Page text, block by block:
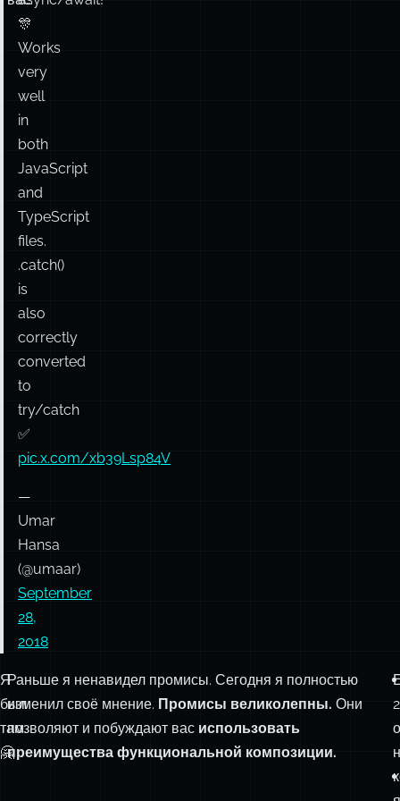
🎊
Works
very
well
in
both
JavaScript
and
TypeScript
files.
.catch()
is
also
correctly
converted
to
try/catch
✅
pic.x.com/xb39Lsp84V
—
Umar
Hansa
(@umaar)
September
28,
2018
Я
был
там.
🤗
Раньше я ненавидел промисы. Сегодня я полностью
изменил своё мнение. Промисы великолепны. Они
позволяют и побуждают вас использовать
преимущества функциональной композиции.
2